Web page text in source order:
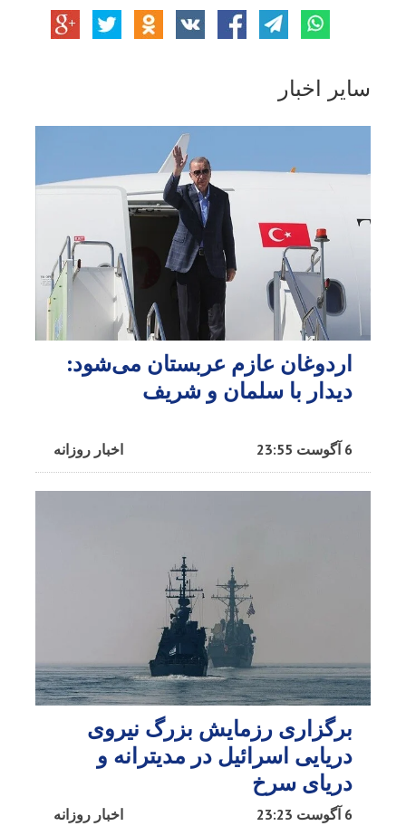
سایر اخبار
اردوغان عازم عربستان می‌شود:
دیدار با سلمان و شریف
اخبار روزانه 6 آگوست 23:55
برگزاری رزمایش بزرگ نیروی
دریایی اسرائیل در مدیترانه و
دریای سرخ​
اخبار روزانه 6 آگوست 23:23